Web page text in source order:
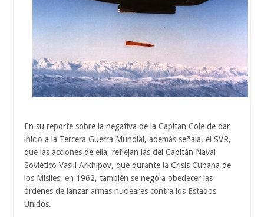
En su reporte sobre la negativa de la Capitan Cole de dar
inicio a la Tercera Guerra Mundial, además señala, el SVR,
que las acciones de ella, reflejan las del Capitán Naval
Soviético Vasili Arkhipov, que durante la Crisis Cubana de
los Misiles, en 1962, también se negó a obedecer las
órdenes de lanzar armas nucleares contra los Estados
Unidos.